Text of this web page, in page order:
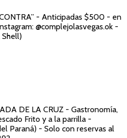
- Anticipadas $500 - en
@complejolasvegas.ok -
Shell)
DE LA CRUZ - Gastronomía,
Frito y a la parrilla -
Paraná) - Solo con reservas al